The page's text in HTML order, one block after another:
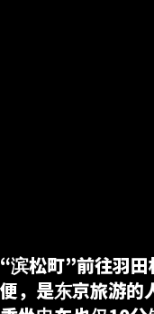
“滨松町”前往羽
便，是东京旅游的